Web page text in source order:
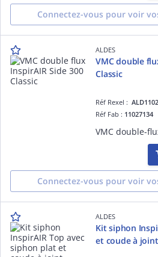
Connectez-vous pour voir
ALDES
VMC double
Classic
Réf Rexel :
Réf Fab : 11027134
Connectez-vous pour voir
ALDES
Kit siphon
et coude à joint